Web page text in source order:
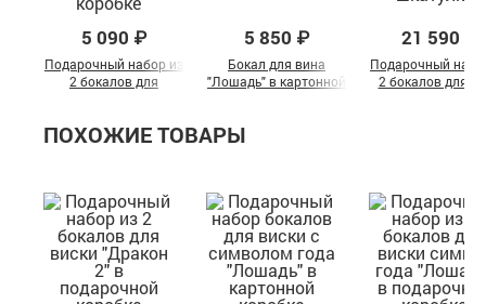
5 090 ₽
Подарочный набор из
2 бокалов для
подарочной коробке
5 850 ₽
Бокал для вина
"Лошадь" в картонной
21 590 ₽
Подарочный
2 бокалов для
ПОХОЖИЕ ТОВАРЫ